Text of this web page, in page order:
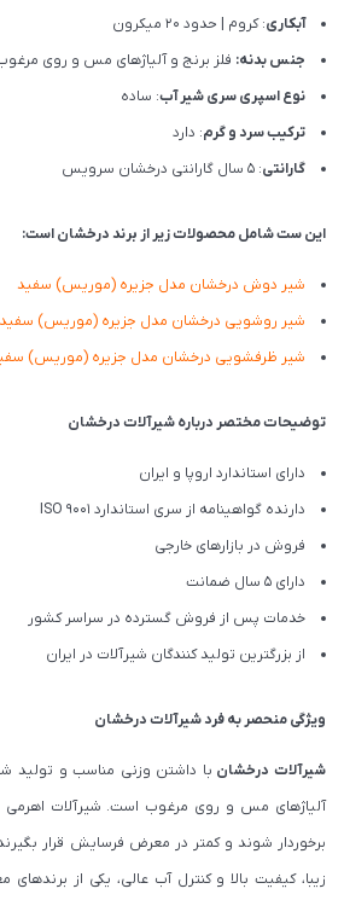
آبکاری: کروم | حدود 20 میکرون
جنس بدنه: فلز برنج و آلیاژهای مس و روی
نوع اسپری سری شیر آب: ساده
ترکیب سرد و گرم: دارد
گارانتی: 5 سال گارانتی درخشان سرویس
این ست شامل محصولات زیر از برند درخشان است:
شیر دوش درخشان مدل جزیره (موریس) سفید
شیر روشویی درخشان مدل جزیره (موریس) سفید
شیر ظرفشویی درخشان مدل جزیره (موریس)
توضیحات مختصر درباره شیرآلات درخشان
دارای استاندارد اروپا و ایران
دارنده گواهینامه از سری استاندارد ISO 9001
فروش در بازارهای خارجی
دارای 5 سال ضمانت
خدمات پس از فروش گسترده در سراسر کشور
از بزرگترین تولید کنندگان شیرآلات در ایران
ویژگی منحصر به فرد شیرآلات درخشان
شیرآلات درخشان با داشتن وزنی مناسب و تولید
آلیاژهای مس و روی مرغوب است. شیرآلات اهرمی
برخوردار شوند و کمتر در معرض فرسایش قرار
زیبا، کیفیت بالا و کنترل آب عالی، یکی از برندهای